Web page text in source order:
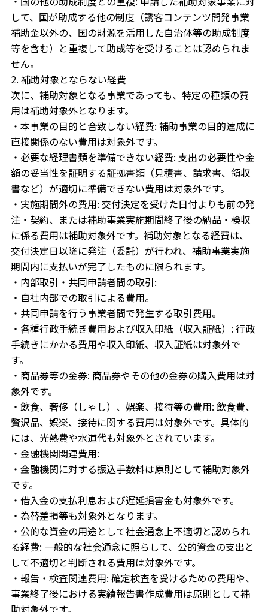
して、国が助成する他の制度（誘客コンテンツ開発事業
補助金以外の、国の財源を活用した自治体等の助成制度
等を含む）と重複して助成等を受けることは認められま
せん。
2. 補助対象とならない経費
次に、補助対象となる事業であっても、特定の種類の費
用は補助対象外となります。
・本事業の目的と合致しない経費: 補助事業の目的達成に
直接関係のない費用は対象外です。
・必要な経理書類を準備できない経費: 支出の必要性や金
額の妥当性を証明する証拠書類（見積書、請求書、領収
書など）が適切に準備できない費用は対象外です。
・実施期間外の費用: 交付決定を受けた日付よりも前の発
注・契約、または補助事業実施期間終了後の納品・検収
に係る費用は補助対象外です。補助対象となる経費は、
交付決定日以降に発注（委託）が行われ、補助事業実施
期間内に支払いが完了したものに限られます。
・内部取引・共同申請者間の取引:
・自社内部での取引による費用。
・共同申請を行う事業者間で発生する取引費用。
・各種行政手続き費用および収入印紙（収入証紙）: 行政
手続きにかかる費用や収入印紙、収入証紙は対象外で
す。
・商品券等の金券: 商品券やその他の金券の購入費用は対
象外です。
・飲食、奢侈（しゃし）、娯楽、接待等の費用: 飲食費、
贅沢品、娯楽、接待に関する費用は対象外です。具体的
には、光熱費や水道代も対象外とされています。
・金融機関関連費用:
・金融機関に対する振込手数料は原則として補助対象外
です。
・借入金の支払利息および遅延損害金も対象外です。
・為替差損等も対象外となります。
・公的な資金の用途として社会通念上不適切と認められ
る経費: 一般的な社会通念に照らして、公的資金の支出と
して不適切と判断される費用は対象外です。
・報告・検査関連費用: 確定検査を受けるための費用や、
事業終了後における実績報告書作成費用は原則として補
助対象外です。